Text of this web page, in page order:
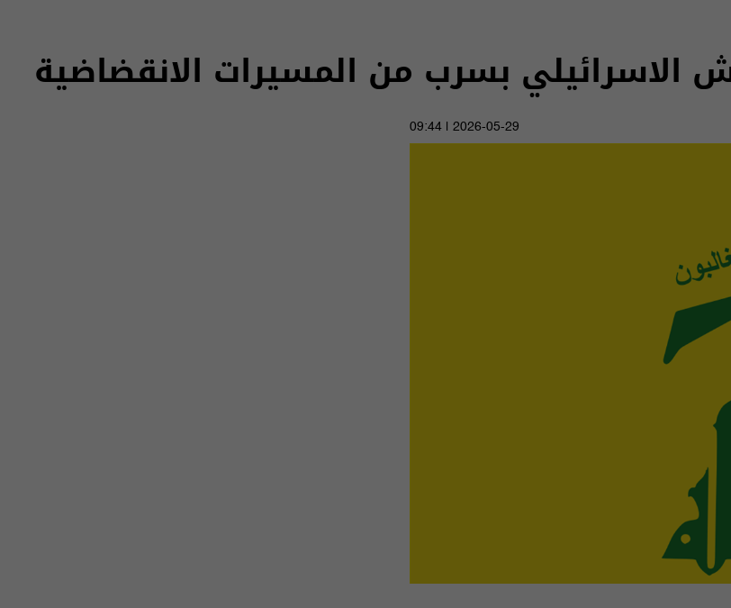
الاسرائيلي بسرب من المسيرات الانقضاضية
2026-05-29 | 09:44